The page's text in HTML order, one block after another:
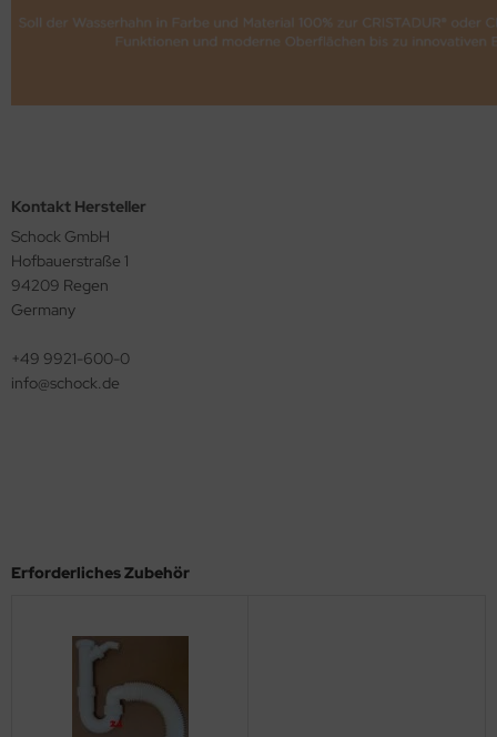
Kontakt Hersteller
Schock GmbH
Hofbauerstraße 1
94209 Regen
Germany
+49 9921-600-0
info@​schock.de
Erforderliches Zubehör